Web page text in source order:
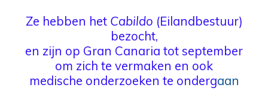
Ze hebben het Cabildo (Eilandbestuur)
bezocht,
en zijn op Gran Canaria tot september
om zich te vermaken en ook
medische onderzoeken te ondergaan